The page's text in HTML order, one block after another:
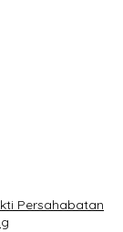
Persahabatan